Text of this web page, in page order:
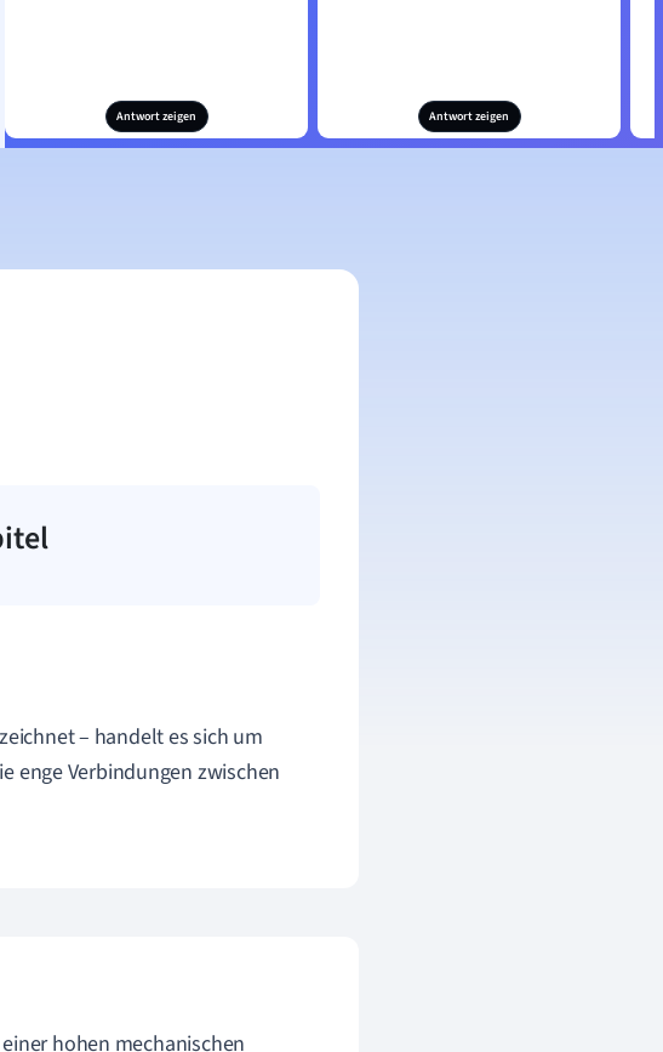
Antwort zeigen Antwort zeigen
– handelt es sich um
enge Verbindungen zwischen
hohen mechanischen